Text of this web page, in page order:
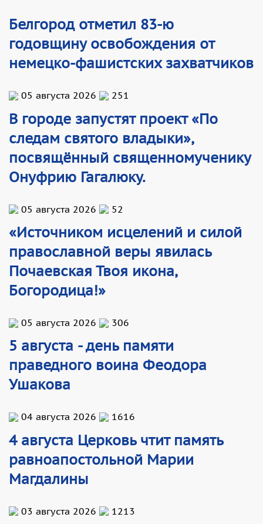
Белгород отметил 83-ю
годовщину освобождения от
немецко-фашистских захватчиков
05 августа 2026 251
В городе запустят проект «По
следам святого владыки»,
посвящённый священномученику
Онуфрию Гагалюку.
05 августа 2026 52
«Источником исцелений и силой
православной веры явилась
Почаевская Твоя икона,
Богородица!»
05 августа 2026 306
5 августа - день памяти
праведного воина Феодора
Ушакова
04 августа 2026 1616
4 августа Церковь чтит память
равноапостольной Марии
Магдалины
03 августа 2026 1213